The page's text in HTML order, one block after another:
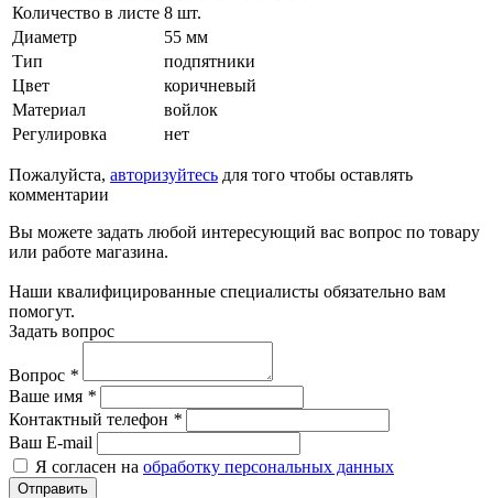
Количество в листе 8 шт.
Диаметр
55 мм
Тип
подпятники
Цвет
коричневый
Материал
войлок
Регулировка
нет
Пожалуйста, авторизуйтесь для того чтобы оставлять
комментарии
Вы можете задать любой интересующий вас вопрос по товару
или работе магазина.
Наши квалифицированные специалисты обязательно вам
помогут.
Задать вопрос
Вопрос *
Ваше имя *
Контактный телефон *
Ваш E-mail
Я согласен на обработку персональных данных
Отправить